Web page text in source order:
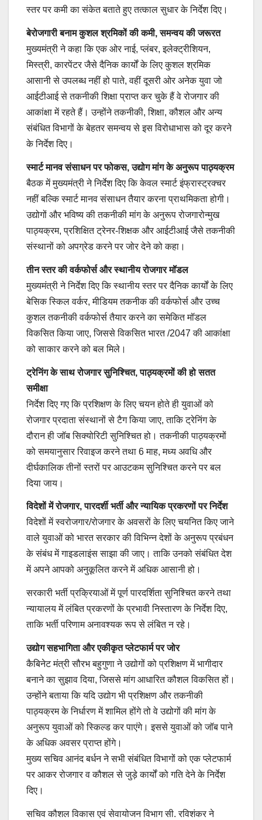
स्तर पर कमी का संकेत बताते हुए तत्काल सुधार के निर्देश दिए।
बेरोजगारी बनाम कुशल श्रमिकों की कमी, समन्वय की जरूरत
मुख्यमंत्री ने कहा कि एक ओर नाई, प्लंबर, इलेक्ट्रीशियन,
मिस्त्री, कारपेंटर जैसे दैनिक कार्यों के लिए कुशल श्रमिक
आसानी से उपलब्ध नहीं हो पाते, वहीं दूसरी ओर अनेक युवा जो
आईटीआई से तकनीकी शिक्षा प्राप्त कर चुके हैं वे रोजगार की
आकांक्षा में रहते हैं। उन्होंने तकनीकी, शिक्षा, कौशल और अन्य
संबंधित विभागों के बेहतर समन्वय से इस विरोधाभास को दूर करने
के निर्देश दिए।
स्मार्ट मानव संसाधन पर फोकस, उद्योग मांग के अनुरूप पाठ्यक्रम
बैठक में मुख्यमंत्री ने निर्देश दिए कि केवल स्मार्ट इंफ्रास्ट्रक्चर
नहीं बल्कि स्मार्ट मानव संसाधन तैयार करना प्राथमिकता होगी।
उद्योगों और भविष्य की तकनीकी मांग के अनुरूप रोजगारोन्मुख
पाठ्यक्रम, प्रशिक्षित ट्रेनर-शिक्षक और आईटीआई जैसे तकनीकी
संस्थानों को अपग्रेड करने पर जोर देने को कहा।
तीन स्तर की वर्कफोर्स और स्थानीय रोजगार मॉडल
मुख्यमंत्री ने निर्देश दिए कि स्थानीय स्तर पर दैनिक कार्यों के लिए
बेसिक स्किल वर्कर, मीडियम तकनीक की वर्कफोर्स और उच्च
कुशल तकनीकी वर्कफोर्स तैयार करने का समेकित मॉडल
विकसित किया जाए, जिससे विकसित भारत /2047 की आकांक्षा
को साकार करने को बल मिले।
ट्रेनिंग के साथ रोजगार सुनिश्चित, पाठ्यक्रमों की हो सतत
समीक्षा
निर्देश दिए गए कि प्रशिक्षण के लिए चयन होते ही युवाओं को
रोजगार प्रदाता संस्थानों से टैग किया जाए, ताकि ट्रेनिंग के
दौरान ही जॉब सिक्योरिटी सुनिश्चित हो। तकनीकी पाठ्यक्रमों
को समयानुसार रिवाइज करने तथा 6 माह, मध्य अवधि और
दीर्घकालिक तीनों स्तरों पर आउटकम सुनिश्चित करने पर बल
दिया जाय।
विदेशों में रोजगार, पारदर्शी भर्ती और न्यायिक प्रकरणों पर निर्देश
विदेशों में स्वरोजगार/रोजगार के अवसरों के लिए चयनित किए जाने
वाले युवाओं को भारत सरकार की विभिन्न देशों के अनुरूप प्रबंधन
के संबंध में गाइडलाइंस साझा की जाए। ताकि उनको संबंधित देश
में अपने आपको अनुकूलित करने में अधिक आसानी हो।
सरकारी भर्ती प्रक्रियाओं में पूर्ण पारदर्शिता सुनिश्चित करने तथा
न्यायालय में लंबित प्रकरणों के प्रभावी निस्तारण के निर्देश दिए,
ताकि भर्ती परिणाम अनावश्यक रूप से लंबित न रहे।
उद्योग सहभागिता और एकीकृत प्लेटफार्म पर जोर
कैबिनेट मंत्री सौरभ बहुगुणा ने उद्योगों को प्रशिक्षण में भागीदार
बनाने का सुझाव दिया, जिससे मांग आधारित कौशल विकसित हों।
उन्होंने बताया कि यदि उद्योग भी प्रशिक्षण और तकनीकी
पाठ्यक्रम के निर्धारण में शामिल होंगे तो वे उद्योगों की मांग के
अनुरूप युवाओं को स्किल्ड कर पाएंगे। इससे युवाओं को जॉब पाने
के अधिक अवसर प्राप्त होंगे।
मुख्य सचिव आनंद बर्धन ने सभी संबंधित विभागों को एक प्लेटफार्म
पर आकर रोजगार व कौशल से जुड़े कार्यों को गति देने के निर्देश
दिए।
सचिव कौशल विकास एवं सेवायोजन विभाग सी. रविशंकर ने